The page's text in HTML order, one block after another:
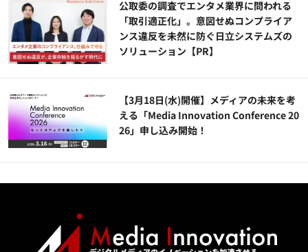
公​​取委の調査でエンタメ業界に問われる
「取引適正化」。意図せぬコンプライア
ンス違反を未然に防ぐ日立システムズの
ソリューション​【PR】
【3月18日(水)開催】メディアの未来を考
える「Media Innovation Conference 20
26」申し込み開始！